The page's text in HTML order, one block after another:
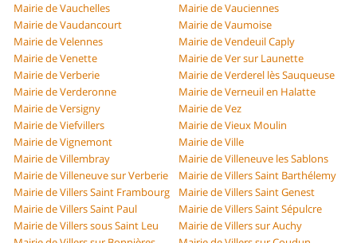
Mairie de Vauchelles
Mairie de Vauciennes
Mairie de Vaudancourt
Mairie de Vaumoise
Mairie de Velennes
Mairie de Vendeuil Caply
Mairie de Venette
Mairie de Ver sur Launette
Mairie de Verberie
Mairie de Verderel lès Sauqueuse
Mairie de Verderonne
Mairie de Verneuil en Halatte
Mairie de Versigny
Mairie de Vez
Mairie de Viefvillers
Mairie de Vieux Moulin
Mairie de Vignemont
Mairie de Ville
Mairie de Villembray
Mairie de Villeneuve les Sablons
Mairie de Villeneuve sur Verberie
Mairie de Villers Saint Barthélemy
Mairie de Villers Saint Frambourg
Mairie de Villers Saint Genest
Mairie de Villers Saint Paul
Mairie de Villers Saint Sépulcre
Mairie de Villers sous Saint Leu
Mairie de Villers sur Auchy